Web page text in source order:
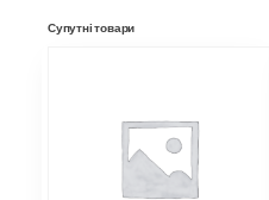
Супутні товари